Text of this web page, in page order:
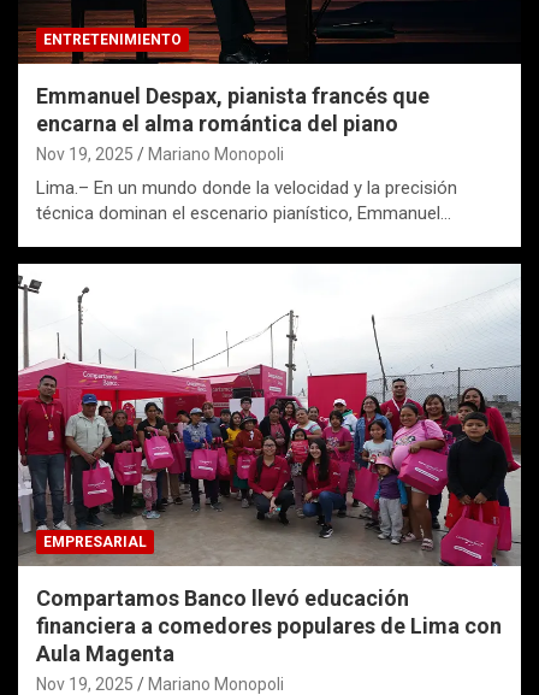
ENTRETENIMIENTO
Emmanuel Despax, pianista francés que
encarna el alma romántica del piano
Nov 19, 2025 Mariano Monopoli
Lima.– En un mundo donde la velocidad y la precisión
técnica dominan el escenario pianístico, Emmanuel…
EMPRESARIAL
Compartamos Banco llevó educación
financiera a comedores populares de Lima con
Aula Magenta
Nov 19, 2025 Mariano Monopoli